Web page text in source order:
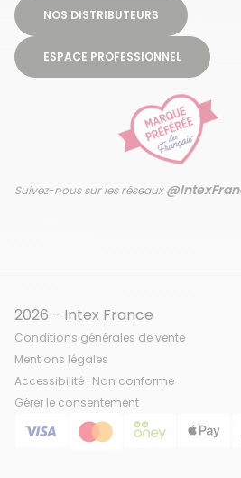
NOS DISTRIBUTEURS
ESPACE PROFESSIONNEL
Suivez-nous sur les réseaux
2026 - Intex France
Conditions générales de vente
Mentions légales
Accessibilité : Non conforme
Gérer le consentement